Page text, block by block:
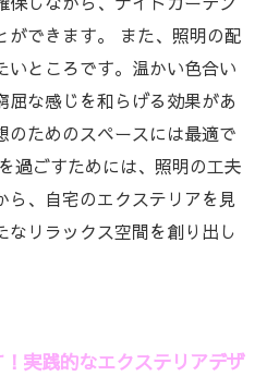
ができます。 また、照明の配
いところです。温かい色合い
屈な感じを和らげる効果があ
のためのスペースには最適で
過ごすためには、照明の工夫
ら、自宅のエクステリアを見
なリラックス空間を創り出し
実践的なエクステリアデザ